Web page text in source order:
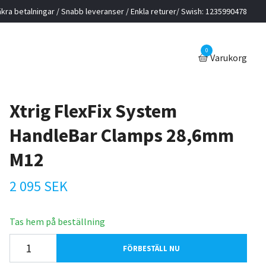
betalningar / Snabb leveranser / Enkla returer/ Swish: 1235990478
0
Varukorg
Xtrig FlexFix System
HandleBar Clamps 28,6mm
M12
2 095 SEK
Tas hem på beställning
FÖRBESTÄLL NU